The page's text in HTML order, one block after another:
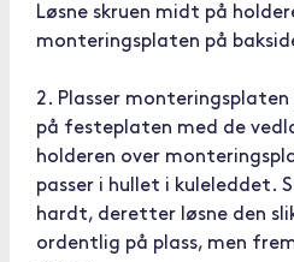
Løsne skruen midt på
monteringsplaten på
2. Plasser
på festeplaten med de
holderen over
passer i hullet i kuleleddet.
hardt, deretter løsne den
ordentlig på plass, men